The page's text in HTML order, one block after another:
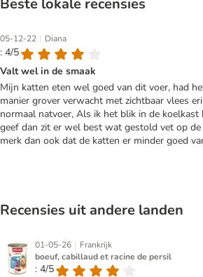
05-12-22 | Diana
: 4/5
Valt wel in de smaak
Mijn katten eten wel goed van dit voer, had
manier grover verwacht met zichtbaar vlees
normaal natvoer, Als ik het blik in de koelkast
geef dan zit er wel best wat gestold vet op
merk dan ook dat de katten er minder goed
Recensies uit andere landen
01-05-26 | Frankrijk
boeuf, cabillaud et racine de persil
: 4/5